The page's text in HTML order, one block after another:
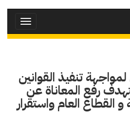
Toggle
تنفيذ القوانين
رفع المعاناة عن
القطاع العام واستقرار